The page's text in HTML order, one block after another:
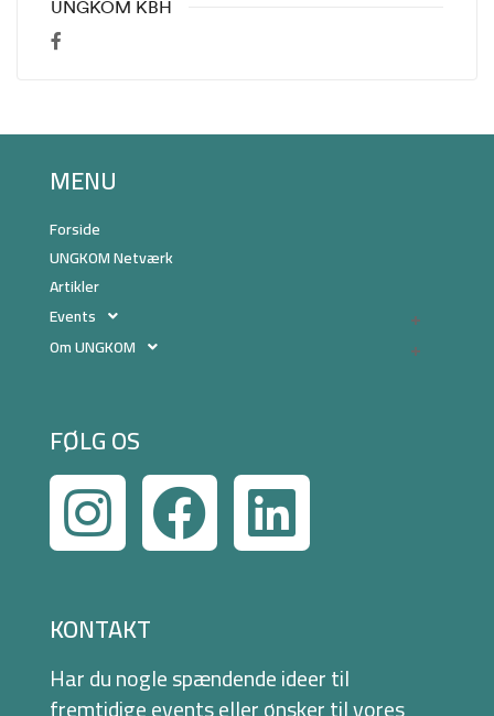
UNGKOM KBH
MENU
Forside
UNGKOM Netværk
Artikler
Events
Om UNGKOM
FØLG OS
KONTAKT
Har du nogle spændende ideer til